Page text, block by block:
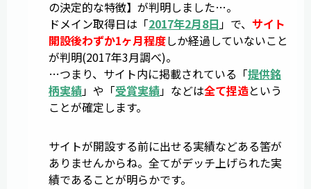
の決定的な特徴】が判明しました…。
ドメイン取得日は「2017年2月8日」で、 サイト
開設後わずか1ヶ月程度しか経過していないこと
が判明(2017年3月調べ)。
…つまり、サイト内に掲載されている「提供銘
柄実績」や「受賞実績」などは全て捏造という
ことが確定します。
サイトが開設する前に出せる実績などある筈が
ありませんからね。全てがデッチ上げられた実
績であることが明らかです。